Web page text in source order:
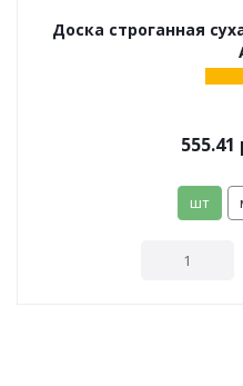
Доска строганная
555.41
шт